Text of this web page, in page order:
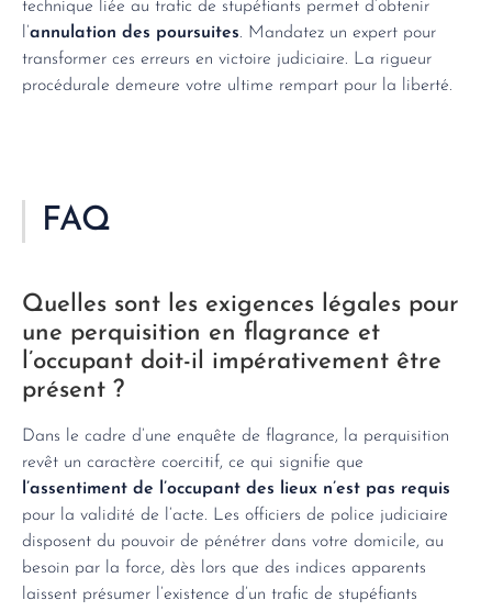
technique liée au trafic de stupéfiants permet d’obtenir
l’annulation des poursuites. Mandatez un expert pour
transformer ces erreurs en victoire judiciaire. La rigueur
procédurale demeure votre ultime rempart pour la liberté.
FAQ
Quelles sont les exigences légales pour
une perquisition en flagrance et
l’occupant doit-il impérativement être
présent ?
Dans le cadre d’une enquête de flagrance, la perquisition
revêt un caractère coercitif, ce qui signifie que
l’assentiment de l’occupant des lieux n’est pas requis
pour la validité de l’acte. Les officiers de police judiciaire
disposent du pouvoir de pénétrer dans votre domicile, au
besoin par la force, dès lors que des indices apparents
laissent présumer l’existence d’un trafic de stupéfiants